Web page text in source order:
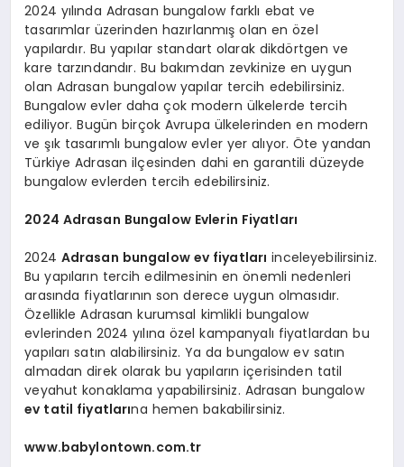
2024 yılında Adrasan bungalow farklı ebat ve
tasarımlar üzerinden hazırlanmış olan en özel
yapılardır. Bu yapılar standart olarak dikdörtgen ve
kare tarzındandır. Bu bakımdan zevkinize en uygun
olan Adrasan bungalow yapılar tercih edebilirsiniz.
Bungalow evler daha çok modern ülkelerde tercih
ediliyor. Bugün birçok Avrupa ülkelerinden en modern
ve şık tasarımlı bungalow evler yer alıyor. Öte yandan
Türkiye Adrasan ilçesinden dahi en garantili düzeyde
bungalow evlerden tercih edebilirsiniz.
2024 Adrasan Bungalow Evlerin Fiyatları
2024 Adrasan bungalow ev fiyatları inceleyebilirsiniz.
Bu yapıların tercih edilmesinin en önemli nedenleri
arasında fiyatlarının son derece uygun olmasıdır.
Özellikle Adrasan kurumsal kimlikli bungalow
evlerinden 2024 yılına özel kampanyalı fiyatlardan bu
yapıları satın alabilirsiniz. Ya da bungalow ev satın
almadan direk olarak bu yapıların içerisinden tatil
veyahut konaklama yapabilirsiniz. Adrasan bungalow
ev tatil fiyatlarına hemen bakabilirsiniz.
www.babylontown.com.tr